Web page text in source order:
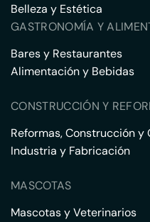
Belleza y Estética
GASTRONOMÍA Y
Bares y Restaurantes
Alimentación y Bebidas
CONSTRUCCIÓN Y
Reformas, Construcción y
Industria y Fabricación
MASCOTAS
Mascotas y Veterinarios